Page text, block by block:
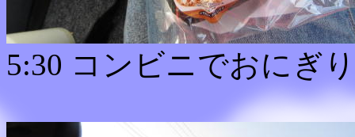
5:30 コンビニでおにぎ